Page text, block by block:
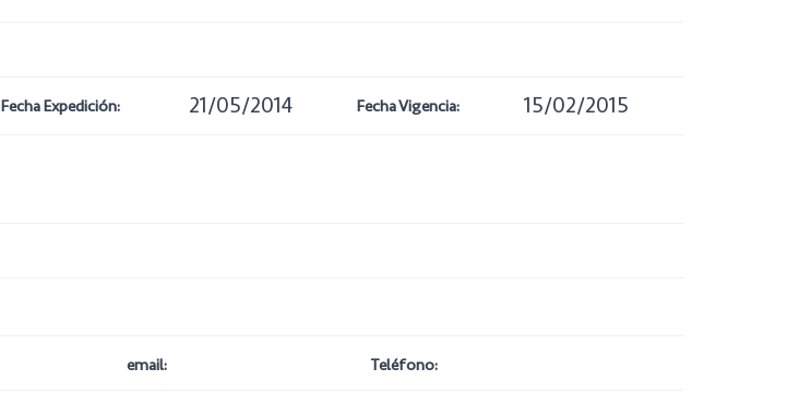
Fecha Expedición: 21/05/2014 Fecha Vigencia: 15/02/2015
email: Teléfono: